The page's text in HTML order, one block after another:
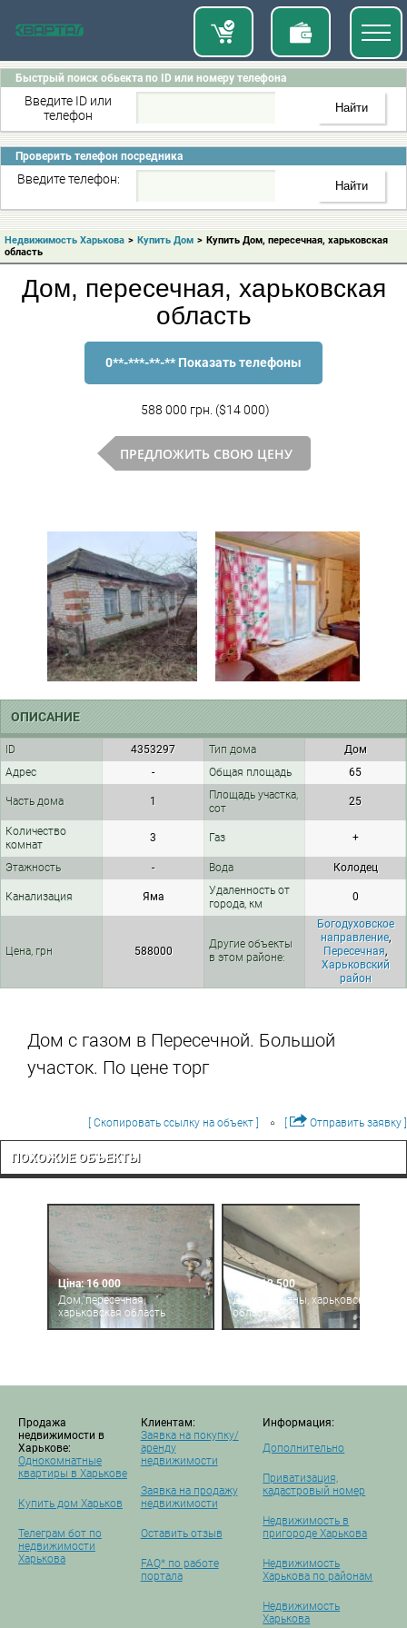
Быстрый поиск обьекта по ID или номеру телефона
Введите ID или
телефон
Проверить телефон посредника
Введите телефон:
Недвижимость Харькова > Купить Дом > Купить Дом, пересечная, харьковская
область
Дом, пересечная, харьковская
область
0**-***-**-** Показать телефоны
588 000 грн. ($14 000)
ПРЕДЛОЖИТЬ СВОЮ ЦЕНУ
ОПИСАНИЕ
ID 4353297 Тип дома
Дом
Адрес
- Общая площадь 65
Часть дома 1
Площадь участка,
сот
25
Количество
комнат
3 Газ +
Этажность - Вода Колодец
Канализация Яма
Удаленность от
города, км
0
Цена, грн 588000
Другие объекты
в этом районе:
Богодуховское
направление,
Пересечная,
Харьковский
район
Дом с газом в Пересечной. Большой
участок. По цене торг
[ Скопировать ссылку на объект ] Отправить заявку ]
ПОХОЖИЕ ОБЪЕКТЫ
Ціна: 16 000
Дом, пересечная,
харьковская область
Ціна: 12 500
Дом, ольшаны, харьковская
область
Продажа
недвижимости в
Харькове:
Однокомнатные
квартиры в Харькове
Купить дом Харьков
Телеграм бот по
недвижимости
Харькова
Клиентам:
Заявка на покупку/
аренду
недвижимости
Заявка на продажу
недвижимости
Оставить отзыв
FAQ* по работе
портала
Информация:
Дополнительно
Приватизация,
кадастровый номер
Недвижимость в
пригороде Харькова
Недвижимость
Харькова по районам
Недвижимость
Харькова